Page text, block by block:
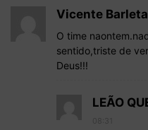
Vicente
O time
sentido,triste de
Deus!!!
LEÃO